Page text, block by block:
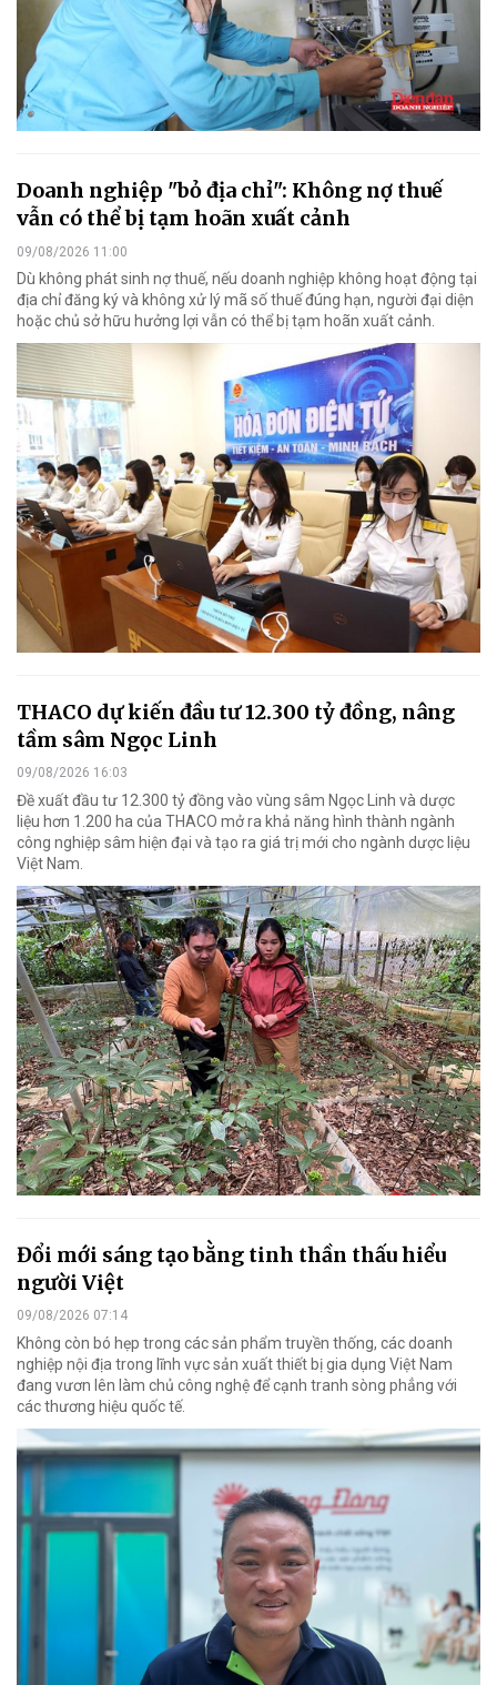
Doanh nghiệp "bỏ địa chỉ": Không nợ thuế
vẫn có thể bị tạm hoãn xuất cảnh
09/08/2026 11:00
Dù không phát sinh nợ thuế, nếu doanh nghiệp không hoạt động tại
địa chỉ đăng ký và không xử lý mã số thuế đúng hạn, người đại diện
hoặc chủ sở hữu hưởng lợi vẫn có thể bị tạm hoãn xuất cảnh.
THACO dự kiến đầu tư 12.300 tỷ đồng, nâng
tầm sâm Ngọc Linh
09/08/2026 16:03
Đề xuất đầu tư 12.300 tỷ đồng vào vùng sâm Ngọc Linh và dược
liệu hơn 1.200 ha của THACO mở ra khả năng hình thành ngành
công nghiệp sâm hiện đại và tạo ra giá trị mới cho ngành dược liệu
Việt Nam.
Đổi mới sáng tạo bằng tinh thần thấu hiểu
người Việt
09/08/2026 07:14
Không còn bó hẹp trong các sản phẩm truyền thống, các doanh
nghiệp nội địa trong lĩnh vực sản xuất thiết bị gia dụng Việt Nam
đang vươn lên làm chủ công nghệ để cạnh tranh sòng phẳng với
các thương hiệu quốc tế.